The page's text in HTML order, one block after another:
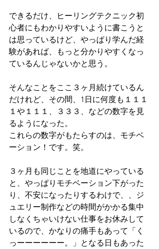
できるだけ、ヒーリングテクニック初
心者にもわかりやすいように書こうと
は思っているけど、やっぱり学んだ経
験があれば、もっと分かりやすくなっ
ているんじゃないかと思う。
そんなことをここ３ヶ月続けているん
だけれど、その間、1日に何度も１１１
１や１１１、３３３、などの数字を見
るようになった。
これらの数字がもたらすのは、モチベ
ーション！です。笑。
３ヶ月も同じことを地道にやっている
と、やっぱりモチベーション下がった
り、不安になったりするわけで、、ジ
ュエリー制作などの時間がかかる集中
しなくちゃいけない仕事をお休みして
いるので、かなりの痛手もあって「く
っーーーーーー。」となる日もあった